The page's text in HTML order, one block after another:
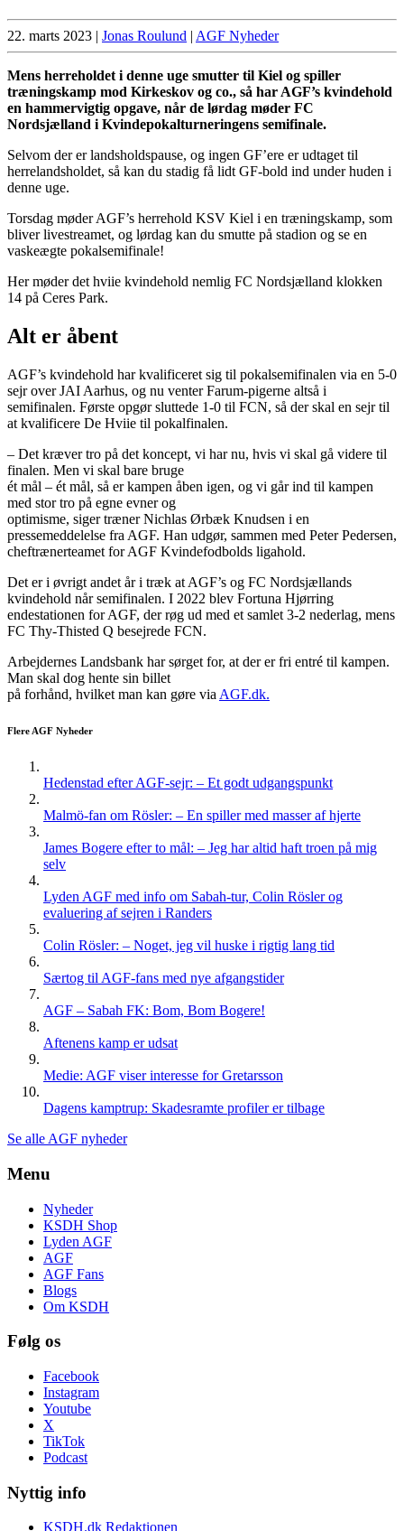
22. marts 2023 | Jonas Roulund | AGF Nyheder
Mens herreholdet i denne uge smutter til Kiel og spiller
træningskamp mod Kirkeskov og co., så har AGF’s kvindehold
en hammervigtig opgave, når de lørdag møder FC
Nordsjælland i Kvindepokalturneringens semifinale.
Selvom der er landsholdspause, og ingen GF’ere er udtaget til
herrelandsholdet, så kan du stadig få lidt GF-bold ind under huden i
denne uge.
Torsdag møder AGF’s herrehold KSV Kiel i en træningskamp, som
bliver livestreamet, og lørdag kan du smutte på stadion og se en
vaskeægte pokalsemifinale!
Her møder det hviie kvindehold nemlig FC Nordsjælland klokken
14 på Ceres Park.
Alt er åbent
AGF’s kvindehold har kvalificeret sig til pokalsemifinalen via en 5-0
sejr over JAI Aarhus, og nu venter Farum-pigerne altså i
semifinalen. Første opgør sluttede 1-0 til FCN, så der skal en sejr til
at kvalificere De Hviie til pokalfinalen.
– Det kræver tro på det koncept, vi har nu, hvis vi skal gå videre til
finalen. Men vi skal bare bruge
ét mål – ét mål, så er kampen åben igen, og vi går ind til kampen
med stor tro på egne evner og
optimisme, siger træner Nichlas Ørbæk Knudsen i en
pressemeddelelse fra AGF. Han udgør, sammen med Peter Pedersen,
cheftrænerteamet for AGF Kvindefodbolds ligahold.
Det er i øvrigt andet år i træk at AGF’s og FC Nordsjællands
kvindehold når semifinalen. I 2022 blev Fortuna Hjørring
endestationen for AGF, der røg ud med et samlet 3-2 nederlag, mens
FC Thy-Thisted Q besejrede FCN.
Arbejdernes Landsbank har sørget for, at der er fri entré til kampen.
Man skal dog hente sin billet
på forhånd, hvilket man kan gøre via AGF.dk.
Flere AGF Nyheder
Hedenstad efter AGF-sejr: – Et godt udgangspunkt
Malmö-fan om Rösler: – En spiller med masser af hjerte
James Bogere efter to mål: – Jeg har altid haft troen på mig
selv
Lyden AGF med info om Sabah-tur, Colin Rösler og
evaluering af sejren i Randers
Colin Rösler: – Noget, jeg vil huske i rigtig lang tid
Særtog til AGF-fans med nye afgangstider
AGF – Sabah FK: Bom, Bom Bogere!
Aftenens kamp er udsat
Medie: AGF viser interesse for Gretarsson
Dagens kamptrup: Skadesramte profiler er tilbage
Se alle AGF nyheder
Menu
Nyheder
KSDH Shop
Lyden AGF
AGF
AGF Fans
Blogs
Om KSDH
Følg os
Facebook
Instagram
Youtube
X
TikTok
Podcast
Nyttig info
KSDH.dk Redaktionen